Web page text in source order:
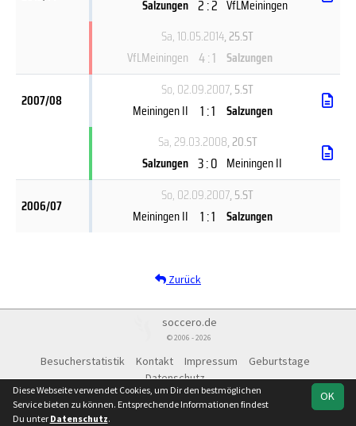
Salzungen 2 : 2 VfLMeiningen
Sa, 10.05.2014, 25.ST
VfLMeiningen 4 : 1 Salzungen
2007/08
So, 02.09.2007, 5.ST
Meiningen II
1 : 1
Salzungen
Sa, 29.03.2008, 20.ST
Salzungen 3 : 0 Meiningen II
2006/07
So, 02.09.2007, 5.ST
Meiningen II
1 : 1 Salzungen
Zurück
soccero.de
© 2006 - 2026
Besucherstatistik Kontakt Impressum
Geburtstage
Datenschutz
OK
Diese Webseite verwendet Cookies, um Dir den bestmöglichen
Service bieten zu können. Entsprechende Informationen findest
Du unter Datenschutz.